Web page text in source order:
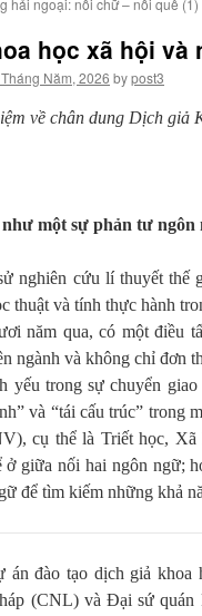
hải ngoại: nỗi chữ – nỗi quê (1)
học xã hội
Năm, 2026 bypost3
về chân dung Dịch giả
một sự phản tư ngôn
nghiên cứu lí thuyết thế
thuật và tính thực hành
năm qua, có một điều
ngành và không chỉ đơn
yếu trong sự chuyển
và “tái cấu trúc” trong
cụ thể là Triết học,
ở giữa nối hai ngôn ngữ;
để tìm kiếm những khả
án đào tạo dịch giả khoa
(CNL) và Đại sứ